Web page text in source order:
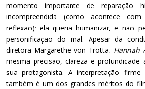
momento importante de reparação
incompreendida (como acontece
reflexão): ela queria humanizar, e não
personificação do mal. Apesar da
diretora Margarethe von Trotta, Hannah
mesma precisão, clareza e profundidade
sua protagonista. A interpretação firme
também é um dos grandes méritos do